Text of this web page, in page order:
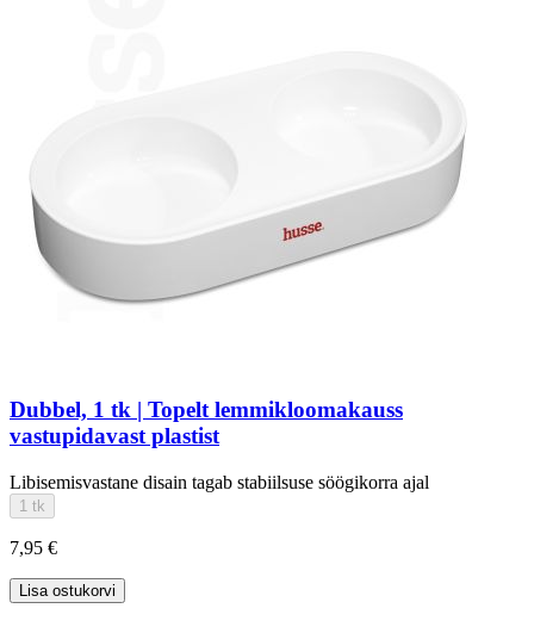
Dubbel, 1 tk | Topelt lemmikloomakauss
vastupidavast plastist
Libisemisvastane disain tagab stabiilsuse söögikorra ajal
1 tk
7,95 €
Lisa ostukorvi